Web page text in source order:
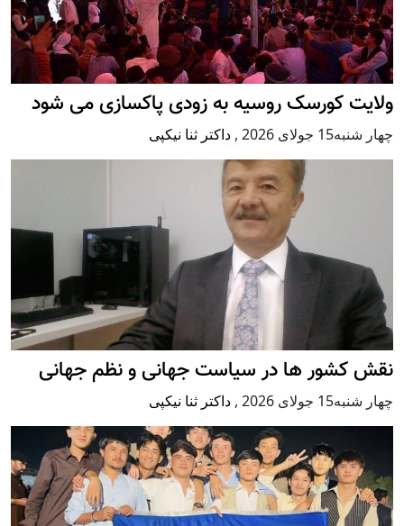
ولایت کورسک روسیه به زودی پاکسازی می شود
چهار شنبه15 جولای 2026 , داکتر ثنا نیکپی
نقش کشور ها در سیاست جهانی و نظم جهانی
چهار شنبه15 جولای 2026 , داکتر ثنا نیکپی